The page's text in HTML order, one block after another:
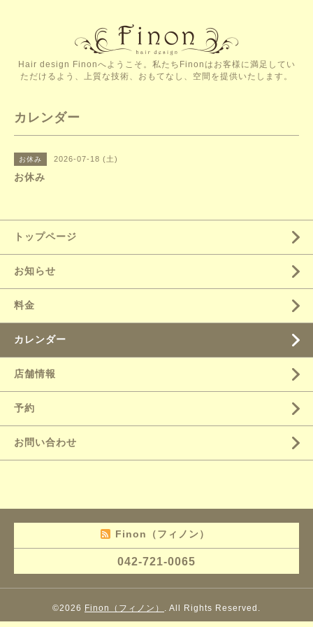
Hair design Finonへようこそ。私たちFinonはお客様に満足してい
ただけるよう、上質な技術、おもてなし、空間を提供いたします。
カレンダー
お休み 2026-07-18 (土)
お休み
トップページ
お知らせ
料金
カレンダー
店舗情報
予約
お問い合わせ
Finon（フィノン）
042-721-0065
©2026 Finon（フィノン） . All Rights Reserved.